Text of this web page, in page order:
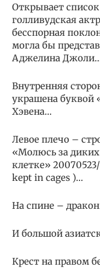
Открывает
голливудская
бесспорная
могла бы
Аджелина
Внутренняя
украшена буквой
Хэвена…
Левое плечо –
«Молюсь за
клетке»
kept in cages )…
На спине –
И большой
Крест на правом